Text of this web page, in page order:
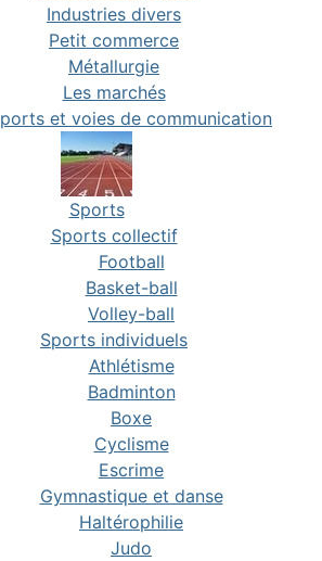
Industries divers
Petit commerce
Métallurgie
Les marchés
et voies de communication
Sports
Sports collectif
Football
Basket-ball
Volley-ball
Sports individuels
Athlétisme
Badminton
Boxe
Cyclisme
Escrime
Gymnastique et danse
Haltérophilie
Judo